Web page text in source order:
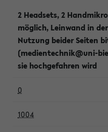
2 Headsets, 2
möglich, Leinwand in
Nutzung beider Seiten
(medientechnik@uni-
sie hochgefahren wird
0
1004